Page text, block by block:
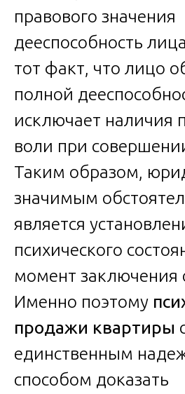
правового значения
дееспособность
тот факт, что лицо
полной
исключает наличия
воли при
Таким образом,
значимым
является
психического
момент заключения
Именно поэтому
продажи квартиры
единственным
способом доказать